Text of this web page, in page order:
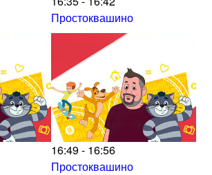
Простоквашино
16:49 - 16:56
Простоквашино